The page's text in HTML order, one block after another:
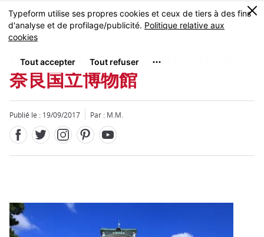
Skip
to
main
MENU
0
Musée national de Nara
奈良国立博物館
Publié le : 19/09/2017 Par : M.M.
Fermer